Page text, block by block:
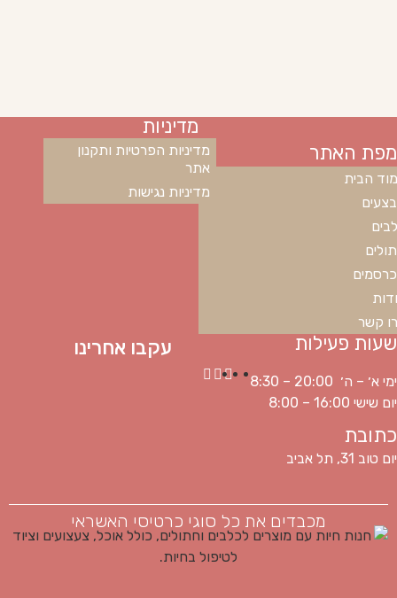
מפת האתר
הבית
קשר
מדיניות
מדיניות הפרטיות ותקנון
אתר
מדיניות נגישות
שעות פעילות
ימי א׳ – ה׳ 20:00 – 8:30
יום שישי 16:00 – 8:00
כתובת
יום טוב 31, תל אביב
עקבו אחרינו
מכבדים את כל סוגי כרטיסי האשראי